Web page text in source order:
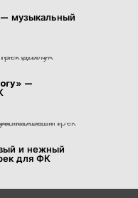
музыкальный
—
и нежный
для ФК